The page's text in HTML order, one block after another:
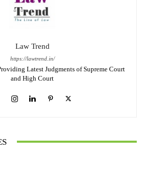
Law Trend
https://lawtrend.in/
Latest Judgments of Supreme Court
and High Court